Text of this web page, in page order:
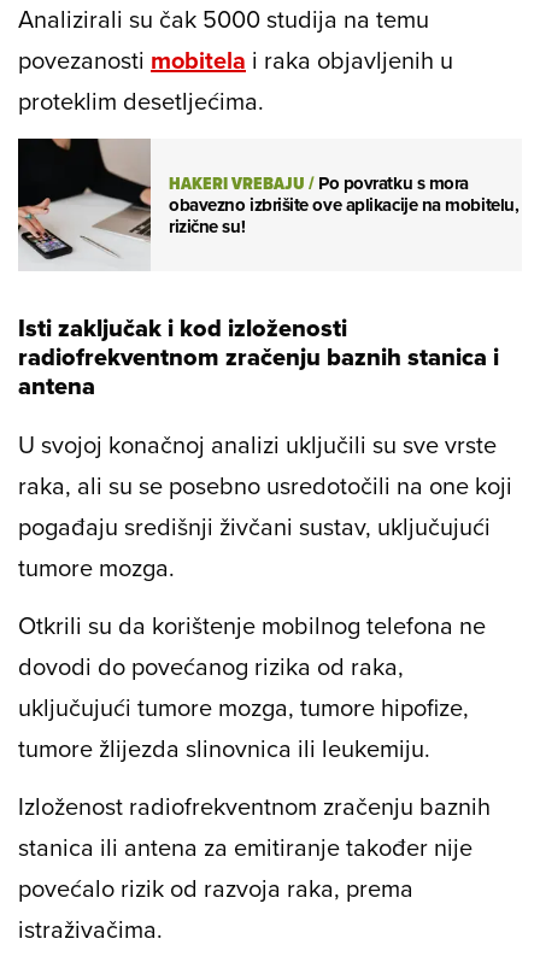
Analizirali su čak 5000 studija na temu
povezanosti mobitela i raka objavljenih u
proteklim desetljećima.
HAKERI VREBAJU/Po povratku s mora
obavezno izbrišite ove aplikacije na mobitelu,
rizične su!
Isti zaključak i kod izloženosti
radiofrekventnom zračenju baznih stanica i
antena
U svojoj konačnoj analizi uključili su sve vrste
raka, ali su se posebno usredotočili na one koji
pogađaju središnji živčani sustav, uključujući
tumore mozga.
Otkrili su da korištenje mobilnog telefona ne
dovodi do povećanog rizika od raka,
uključujući tumore mozga, tumore hipofize,
tumore žlijezda slinovnica ili leukemiju.
Izloženost radiofrekventnom zračenju baznih
stanica ili antena za emitiranje također nije
povećalo rizik od razvoja raka, prema
istraživačima.